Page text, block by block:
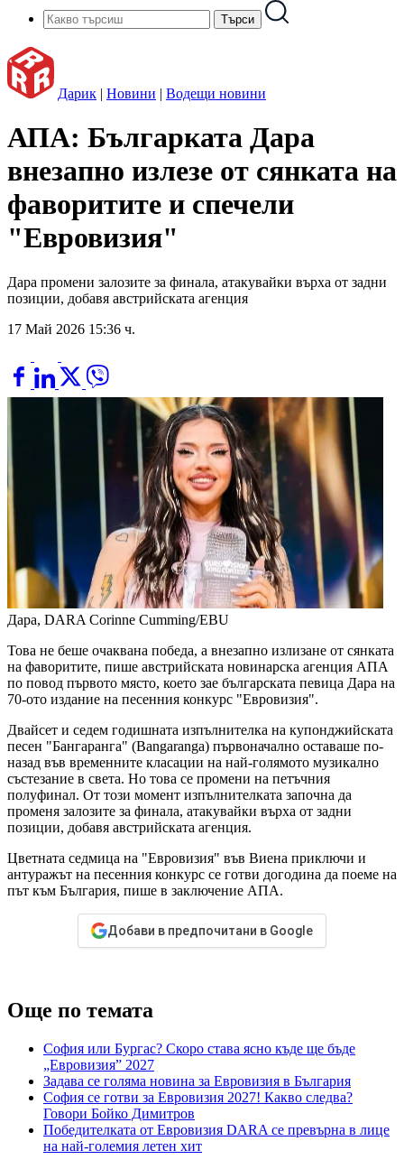
Дарик | Новини | Водещи новини
АПА: Българката Дара
внезапно излезе от сянката на
фаворитите и спечели
"Евровизия"
Дара промени залозите за финала, атакувайки върха от задни
позиции, добавя австрийската агенция
17 Май 2026 15:36 ч.
Дара, DARA Corinne Cumming/EBU
Това не беше очаквана победа, а внезапно излизане от сянката
на фаворитите, пише австрийската новинарска агенция АПА
по повод първото място, което зае българската певица Дара на
70-ото издание на песенния конкурс "Евровизия".
Двайсет и седем годишната изпълнителка на купонджийската
песен "Бангаранга" (Bangaranga) първоначално оставаше по-
назад във временните класации на най-голямото музикално
състезание в света. Но това се промени на петъчния
полуфинал. От този момент изпълнителката започна да
променя залозите за финала, атакувайки върха от задни
позиции, добавя австрийската агенция.
Цветната седмица на "Евровизия" във Виена приключи и
антуражът на песенния конкурс се готви догодина да поеме на
път към България, пише в заключение АПА.
Добави в предпочитани в Google
Още по темата
София или Бургас? Скоро става ясно къде ще бъде
„Евровизия” 2027
Задава се голяма новина за Евровизия в България
София се готви за Евровизия 2027! Какво следва?
Говори Бойко Димитров
Победителката от Евровизия DARA се превърна в лице
на най-големия летен хит